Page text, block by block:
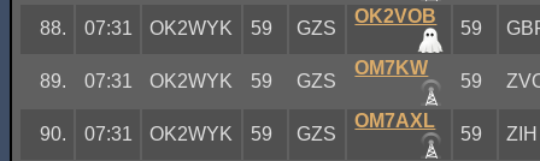
88. 07:31 OK2WYK 59 GZS
OK2VOB
59
89. 07:31 OK2WYK 59 GZS
OM7KW
59
90. 07:31 OK2WYK 59 GZS
OM7AXL
59 ZIH